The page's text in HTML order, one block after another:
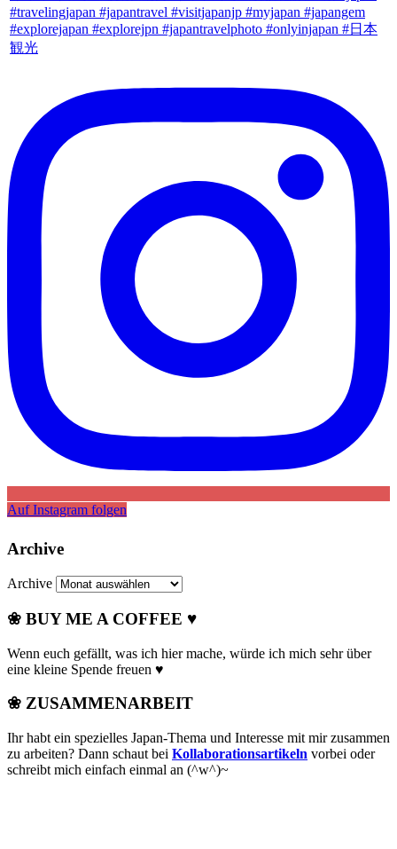
Auf Instagram folgen
Archive
Archive
❀ BUY ME A COFFEE ♥
Wenn euch gefällt, was ich hier mache, würde ich mich sehr über
eine kleine Spende freuen ♥
❀ ZUSAMMENARBEIT
Ihr habt ein spezielles Japan-Thema und Interesse mit mir zusammen
zu arbeiten? Dann schaut bei Kollaborationsartikeln vorbei oder
schreibt mich einfach einmal an (^w^)~